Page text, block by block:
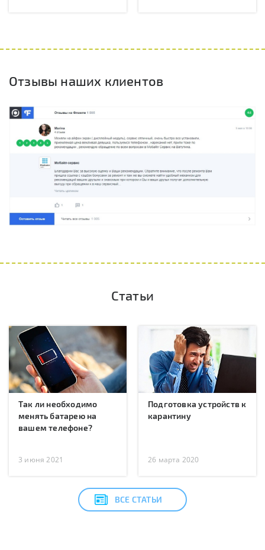
Отзывы наших клиентов
Статьи
Так ли необходимо
менять батарею на
вашем телефоне?
3 июня 2021
Подготовка устройств к
карантину
26 марта 2020
ВСЕ СТАТЬИ